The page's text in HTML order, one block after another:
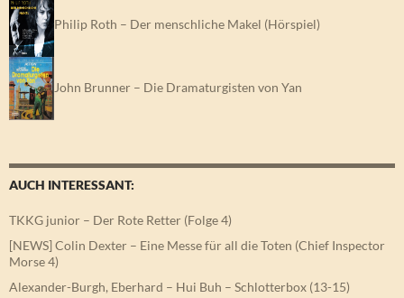
Philip Roth – Der menschliche Makel (Hörspiel)
John Brunner – Die Dramaturgisten von Yan
AUCH INTERESSANT:
TKKG junior – Der Rote Retter (Folge 4)
[NEWS] Colin Dexter – Eine Messe für all die Toten (Chief Inspector
Morse 4)
Alexander-Burgh, Eberhard – Hui Buh – Schlotterbox (13-15)